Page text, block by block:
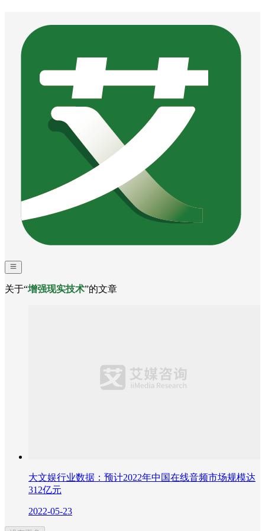
关于“增强现实技术”的文章
大文娱行业数据：预计2022年中国在线音频市场规模达
312亿元
2022-05-23